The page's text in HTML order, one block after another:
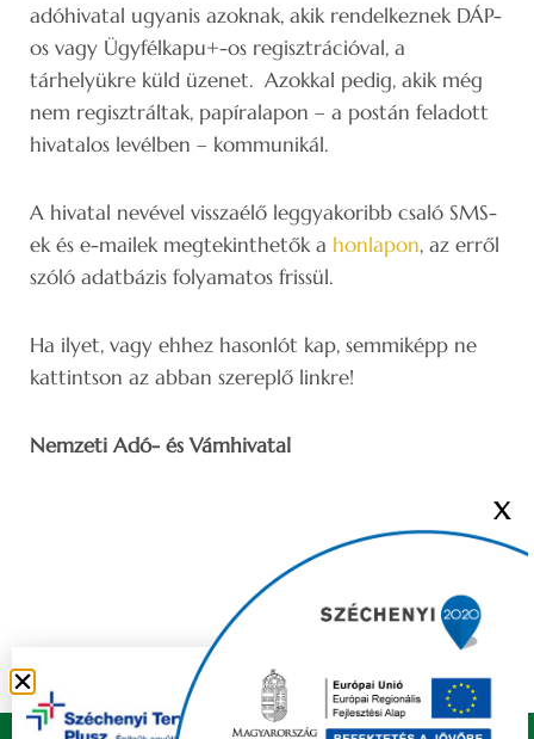
adóhivatal ugyanis azoknak, akik rendelkeznek DÁP-
os vagy Ügyfélkapu+-os regisztrációval, a
tárhelyükre küld üzenet. Azokkal pedig, akik még
nem regisztráltak, papíralapon – a postán feladott
hivatalos levélben – kommunikál.
A hivatal nevével visszaélő leggyakoribb csaló SMS-
ek és e-mailek megtekinthetők a honlapon, az erről
szóló adatbázis folyamatos frissül.
Ha ilyet, vagy ehhez hasonlót kap, semmiképp ne
kattintson az abban szereplő linkre!
Nemzeti Adó- és Vámhivatal
X